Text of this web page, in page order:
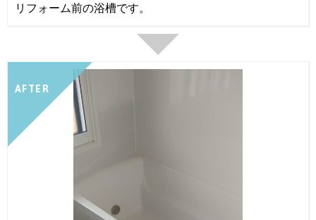
リフォーム前の浴槽です。
AFTER